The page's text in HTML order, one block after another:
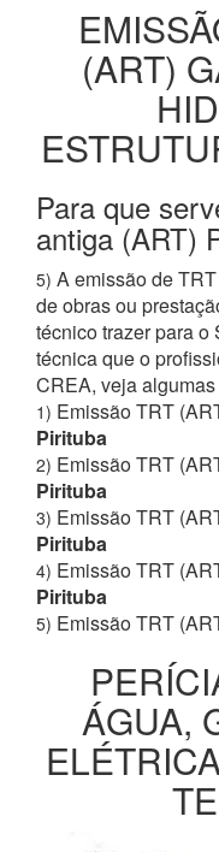
(ART)
Para que
antiga (ART)
5) A emissão de
de obras ou
técnico trazer para
técnica que o
CREA, veja
1) Emissão TRT
Pirituba
2) Emissão TRT
Pirituba
3) Emissão TRT
Pirituba
4) Emissão TRT
Pirituba
5) Emissão TRT
ÁGUA,